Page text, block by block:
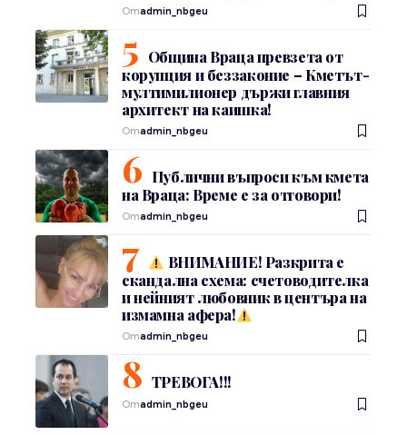
Отadmin_nbgeu
Община Враца превзета от
корупция и беззаконие – Кметът-
мултимилионер държи главния
архитект на каишка!
Отadmin_nbgeu
Публични въпроси към кмета
на Враца: Време е за отговори!
Отadmin_nbgeu
ВНИМАНИЕ! Разкрита е
скандална схема: счетоводителка
и нейният любовник в центъра на
измамна афера!
Отadmin_nbgeu
ТРЕВОГА!!!
Отadmin_nbgeu